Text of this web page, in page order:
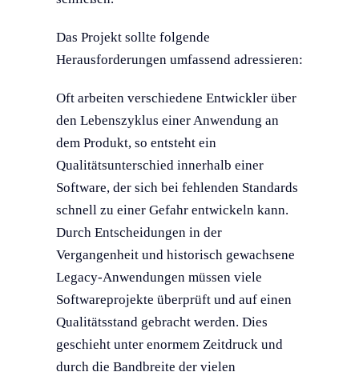
Das Projekt sollte folgende
Herausforderungen umfassend adressieren:
Oft arbeiten verschiedene Entwickler über
den Lebenszyklus einer Anwendung an
dem Produkt, so entsteht ein
Qualitätsunterschied innerhalb einer
Software, der sich bei fehlenden Standards
schnell zu einer Gefahr entwickeln kann.
Durch Entscheidungen in der
Vergangenheit und historisch gewachsene
Legacy-Anwendungen müssen viele
Softwareprojekte überprüft und auf einen
Qualitätsstand gebracht werden. Dies
geschieht unter enormem Zeitdruck und
durch die Bandbreite der vielen